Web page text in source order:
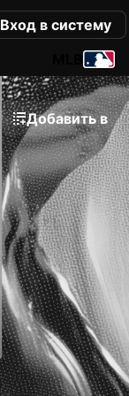
Вход в систему
Добавить в